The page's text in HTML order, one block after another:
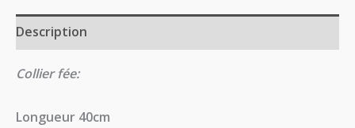
Description
Collier fée:
Longueur 40cm